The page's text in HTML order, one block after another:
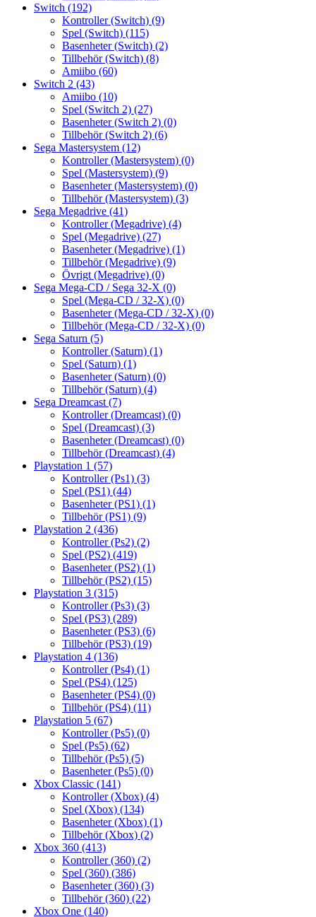
Switch (192)
Kontroller (Switch) (9)
Spel (Switch) (115)
Basenheter (Switch) (2)
Tillbehör (Switch) (8)
Amiibo (60)
Switch 2 (43)
Amiibo (10)
Spel (Switch 2) (27)
Basenheter (Switch 2) (0)
Tillbehör (Switch 2) (6)
Sega Mastersystem (12)
Kontroller (Mastersystem) (0)
Spel (Mastersystem) (9)
Basenheter (Mastersystem) (0)
Tillbehör (Mastersystem) (3)
Sega Megadrive (41)
Kontroller (Megadrive) (4)
Spel (Megadrive) (27)
Basenheter (Megadrive) (1)
Tillbehör (Megadrive) (9)
Övrigt (Megadrive) (0)
Sega Mega-CD / Sega 32-X (0)
Spel (Mega-CD / 32-X) (0)
Basenheter (Mega-CD / 32-X) (0)
Tillbehör (Mega-CD / 32-X) (0)
Sega Saturn (5)
Kontroller (Saturn) (1)
Spel (Saturn) (1)
Basenheter (Saturn) (0)
Tillbehör (Saturn) (4)
Sega Dreamcast (7)
Kontroller (Dreamcast) (0)
Spel (Dreamcast) (3)
Basenheter (Dreamcast) (0)
Tillbehör (Dreamcast) (4)
Playstation 1 (57)
Kontroller (Ps1) (3)
Spel (PS1) (44)
Basenheter (PS1) (1)
Tillbehör (PS1) (9)
Playstation 2 (436)
Kontroller (Ps2) (2)
Spel (PS2) (419)
Basenheter (PS2) (1)
Tillbehör (PS2) (15)
Playstation 3 (315)
Kontroller (Ps3) (3)
Spel (PS3) (289)
Basenheter (PS3) (6)
Tillbehör (PS3) (19)
Playstation 4 (136)
Kontroller (Ps4) (1)
Spel (PS4) (125)
Basenheter (PS4) (0)
Tillbehör (PS4) (11)
Playstation 5 (67)
Kontroller (Ps5) (0)
Spel (Ps5) (62)
Tillbehör (Ps5) (5)
Basenheter (Ps5) (0)
Xbox Classic (141)
Kontroller (Xbox) (4)
Spel (Xbox) (134)
Basenheter (Xbox) (1)
Tillbehör (Xbox) (2)
Xbox 360 (413)
Kontroller (360) (2)
Spel (360) (386)
Basenheter (360) (3)
Tillbehör (360) (22)
Xbox One (140)